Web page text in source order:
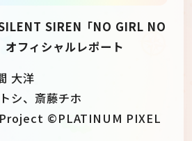
SIREN「NO GIRL NO
フィシャルレポート
大洋
シ、斎藤チホ
©PLATINUM PIXEL